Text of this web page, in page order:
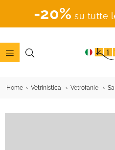
-20% su tutte
Home Vetrinistica Vetrofanie